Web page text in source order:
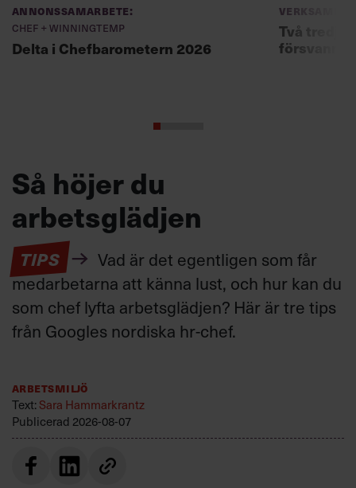
Annonssamarbete:
Chef + Winningtemp
Delta i Chefbarometern 2026
Två
försvann
Så höjer du
arbetsglädjen
TIPS
Vad är det egentligen som får
medarbetarna att känna lust, och hur kan du
som chef lyfta arbetsglädjen? Här är tre tips
från Googles nordiska hr-chef.
Arbetsmiljö
Text: Sara Hammarkrantz
Publicerad 2026-08-07